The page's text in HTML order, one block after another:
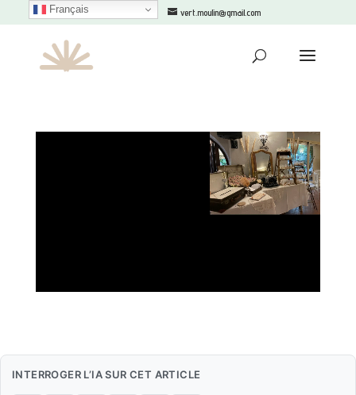
+33610100354 vert.moulin@gmail.com
INTERROGER L’IA SUR CET ARTICLE
Français